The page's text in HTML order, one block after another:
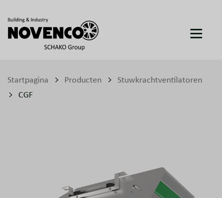
Startpagina Producten
Stuwkrachtventilatoren
CGF